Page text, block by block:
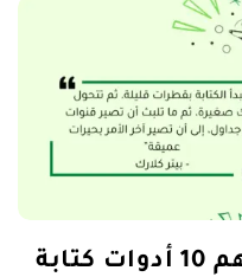
ما هي أدوات الكتابة؟ أهم 10 أدوات كتابة